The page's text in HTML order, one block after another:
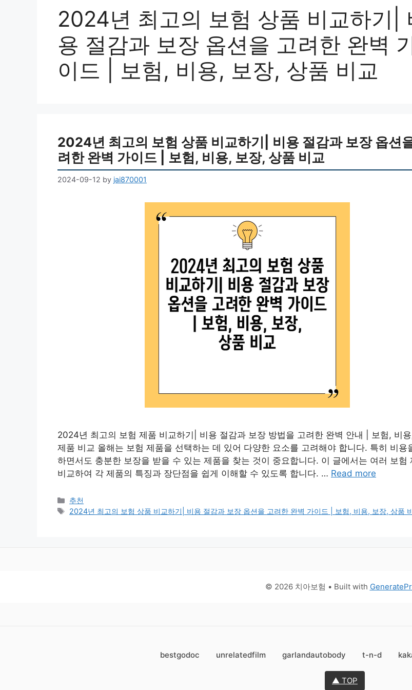
2024년 최고의 보험 상품 비교하기|
용 절감과 보장 옵션을 고려한 완벽
이드 | 보험, 비용, 보장, 상품 비교
2024년 최고의 보험 상품 비교하기| 비용 절감과 보장 옵션
려한 완벽 가이드 | 보험, 비용, 보장, 상품 비교
2024-09-12 by jai870001
2024년 최고의 보험 제품 비교하기| 비용 절감과 보장 방법을 고려한 완벽 안내 | 보험, 비
제품 비교 올해는 보험 제품을 선택하는 데 있어 다양한 요소를 고려해야 합니다. 특히 비용
하면서도 충분한 보장을 받을 수 있는 제품을 찾는 것이 중요합니다. 이 글에서는 여러 보험
비교하여 각 제품의 특징과 장단점을 쉽게 이해할 수 있도록 합니다. … Read more
Categories
추천
Tags
2024년 최고의 보험 상품 비교하기| 비용 절감과 보장 옵션을 고려한 완벽 가이드 | 보험, 비용, 보장, 상품
© 2026 치아보험 • Built with
bestgodoc unrelatedfilm garlandautobody t-n-d
▲ TOP